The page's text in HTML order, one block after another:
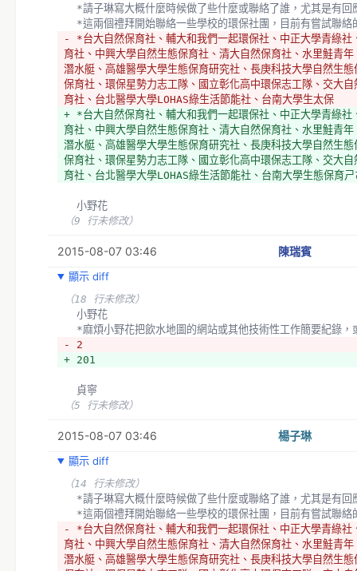
*請子琳寫大概什麼時候做了些什麼或聯絡了誰，尤其是有回
*這兩個禮拜開始聯絡一些學校的環保社團，目前有嘗試聯絡
- *台大自然保育社、輔大和我們一起環保社、中正大學青綠社
育社、中興大學自然生態保育社、清大自然保育社、水里鮭青
潛水艇、高雄醫學大學生態保育研究社、長庚科技大學自然生
保育社、環保星勢力志工隊、國立彰化高中環保志工隊、交大
育社、台北醫學大學LOHAS綠生活節能社、台南大學生太保
+ *台大自然保育社、輔大和我們一起環保社、中正大學青綠社
育社、中興大學自然生態保育社、清大自然保育社、水里鮭青
潛水艇、高雄醫學大學生態保育研究社、長庚科技大學自然生
保育社、環保星勢力志工隊、國立彰化高中環保志工隊、交大
育社、台北醫學大學LOHAS綠生活節能社、台南大學生態保育ㄕ
  小野花
（9 行未修改）
2015-08-07 03:46 陳瑞賓
顯示 diff
（18 行未修改）
  小野花
*麻煩小野花把飲水地圖的網站或其他技術性工作簡要紀錄，
- 2
+ 201
  貞寧
（5 行未修改）
2015-08-07 03:46 楊子琳
顯示 diff
（14 行未修改）
*請子琳寫大概什麼時候做了些什麼或聯絡了誰，尤其是有回
*這兩個禮拜開始聯絡一些學校的環保社團，目前有嘗試聯絡
- *台大自然保育社、輔大和我們一起環保社、中正大學青綠社
育社、中興大學自然生態保育社、清大自然保育社、水里鮭青
潛水艇、高雄醫學大學生態保育研究社、長庚科技大學自然生